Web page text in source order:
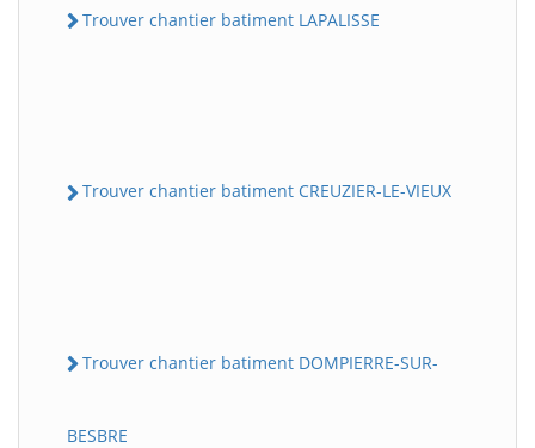
Trouver chantier batiment LAPALISSE
Trouver chantier batiment CREUZIER-LE-VIEUX
Trouver chantier batiment DOMPIERRE-SUR-
BESBRE